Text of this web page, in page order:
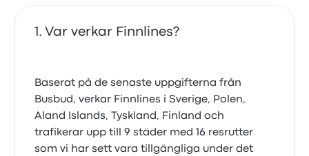
Var verkar Finnlines?
Baserat på de senaste uppgifterna från
Busbud, verkar Finnlines i Sverige, Polen,
Aland Islands, Tyskland, Finland och
trafikerar upp till 9 städer med 16 resrutter
som vi har sett vara tillgängliga under det